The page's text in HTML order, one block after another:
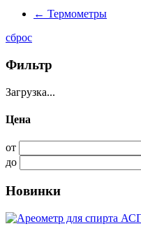
← Термометры
сброс
Фильтр
Загрузка...
Цена
от
до
Новинки